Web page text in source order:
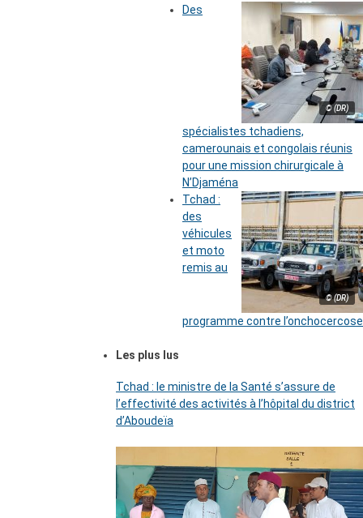
© (DR)
Des
spécialistes tchadiens,
camerounais et congolais réunis
pour une mission chirurgicale à
N’Djaména
© (DR)
Tchad :
des
véhicules
et moto
remis au
programme contre l’onchocercose
Les plus lus
Tchad : le ministre de la Santé s’assure de
l’effectivité des activités à l’hôpital du district
d’Aboudeïa